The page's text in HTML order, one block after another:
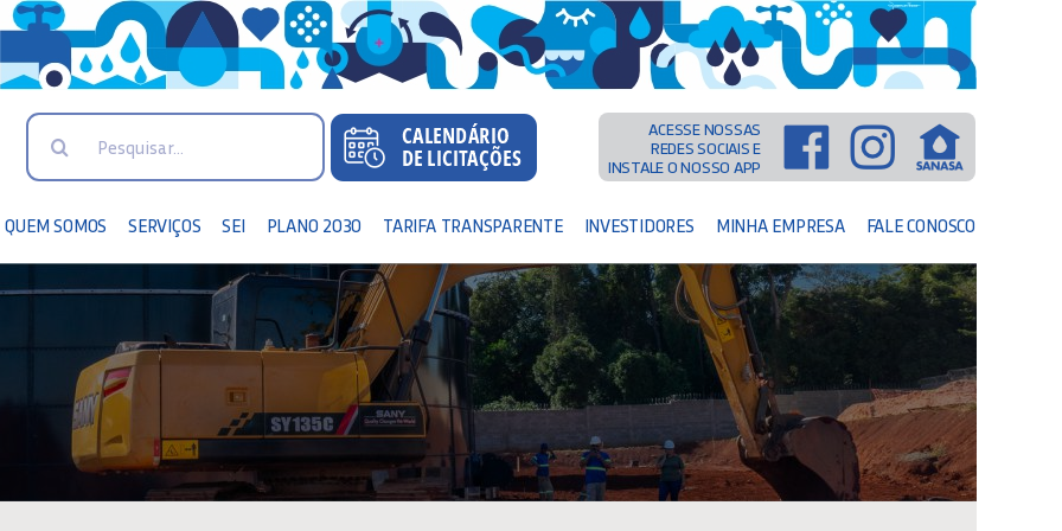
Search
ACESSE NOSSAS
REDES SOCIAIS E
INSTALE O NOSSO APP
QUEM SOMOS SERVIÇOS SEI PLANO 2030 TARIFA TRANSPARENTE INVESTIDORES MINHA EMPRESA FALE CONOSCO